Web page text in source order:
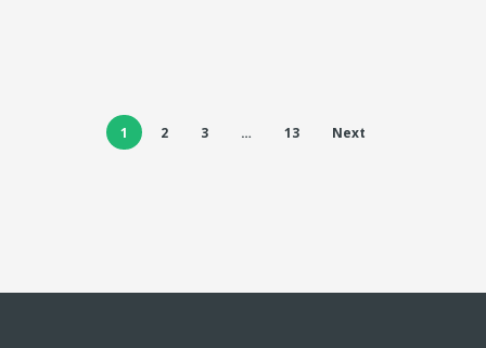
1 2 3 … 13 Next